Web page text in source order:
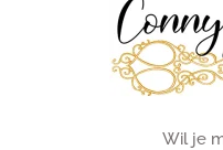
Wil je